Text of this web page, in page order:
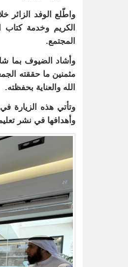
واطّلع الوفد الزائر
الكريم وخدمة كتاب
المجتمع.
وأشاد الضيوف بما
مثمنين ما حققته
الله والعناية بحفظته.
وتأتي هذه الزيارة
وأهدافها في نشر